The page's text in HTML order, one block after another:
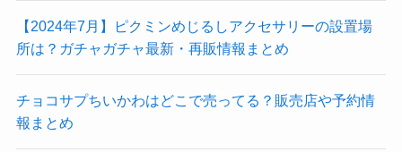
【2024年7月】ピクミンめじるしアクセサリーの設置場
所は？ガチャガチャ最新・再販情報まとめ
チョコサプちいかわはどこで売ってる？販売店や予約情
報まとめ